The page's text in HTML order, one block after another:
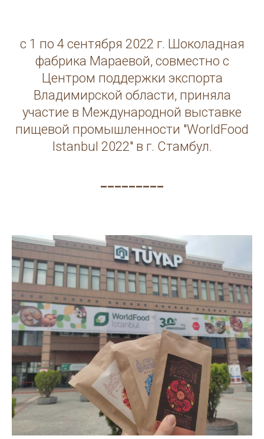
с 1 по 4 сентября 2022 г. Шоколадная
фабрика Мараевой, совместно с
Центром поддержки экспорта
Владимирской области, приняла
участие в Международной выставке
пищевой промышленности "WorldFood
Istanbul 2022" в г. Стамбул.
_________